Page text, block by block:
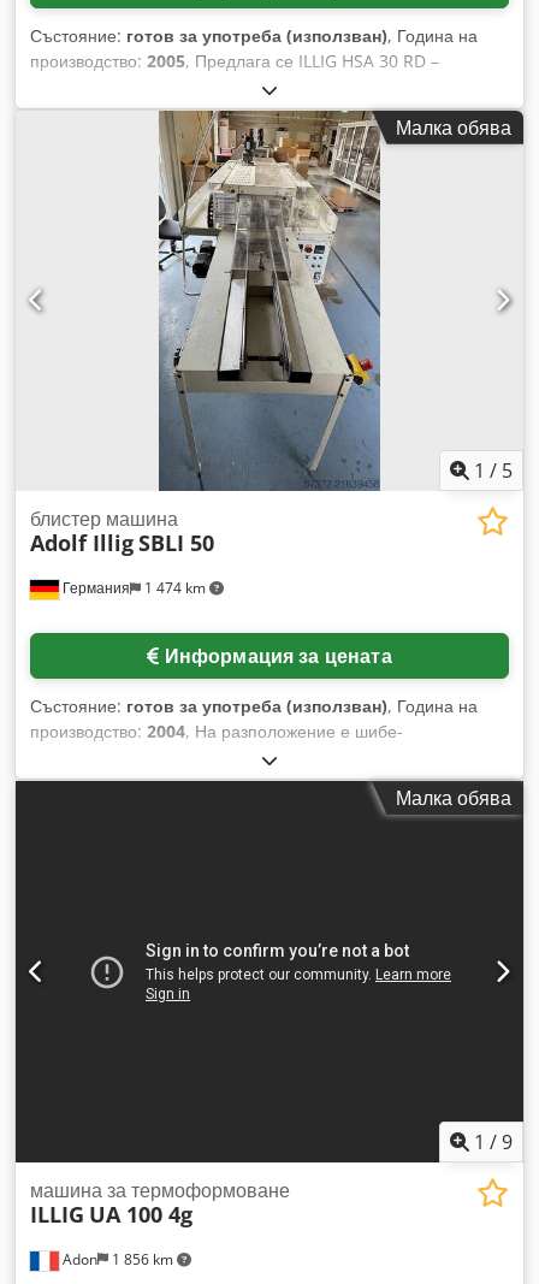
Състояние: готов за употреба (използван), Година на
производство: 2005, Предлага се ILLIG HSA 30 RD –
високопроизводителна машинa за непрекъснато
запечатване на блистерни опаковки: блистер фолия: PVC,
PET APET/PETG, PS, дебелина на фолиото: 150µm-600µm,
покривни материали: запечатаем картон, алуминиеви
композитни фолия, Tyvek, максимална зона на запечатване
X/Y: прибл. 500мм/300мм, максимална дълбочина на
изтегляне: прибл. 100мм, 8-18 цикъла/минута. Оглед след
предварителна уговорка. Очаква се да бъде налична от
юни 2026 г. Csdpoylbrkofx Ambeha
Малка обява
1 / 5
Германия 1 474 km
блистер машина
Adolf IlligSBLI 50
Информация за цената
Състояние: готов за употреба (използван), Година на
производство: 2004, На разположение е шибе-
блистерираща машина Illig. Диапазон на дължината на
блистера: 110 мм до 500 мм, диапазон на ширината на
блистера: 50 мм до 280 мм, максимална дълбочина на
Малка обява
1 /9
Adon 1 856 km
машина за термоформоване
ILLIG UA 100 4g